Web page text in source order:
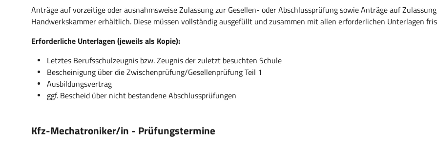
Anträge auf vorzeitige oder ausnahmsweise Zulassung zur Gesellen- oder Abschlussprüfung sowie Anträge auf
Handwerkskammer erhältlich. Diese müssen vollständig ausgefüllt und zusammen mit allen erforderlichen Unterlagen
Erforderliche Unterlagen (jeweils als Kopie):
Letztes Berufsschulzeugnis bzw. Zeugnis der zuletzt besuchten Schule
Bescheinigung über die Zwischenprüfung/Gesellenprüfung Teil 1
Ausbildungsvertrag
ggf. Bescheid über nicht bestandene Abschlussprüfungen
Kfz-Mechatroniker/in - Prüfungstermine